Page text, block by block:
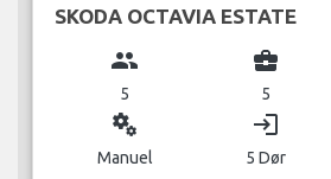
SKODA OCTAVIA ESTATE
group
5
business_center
5
miscellaneous_services
Manuel
login
5 Dør